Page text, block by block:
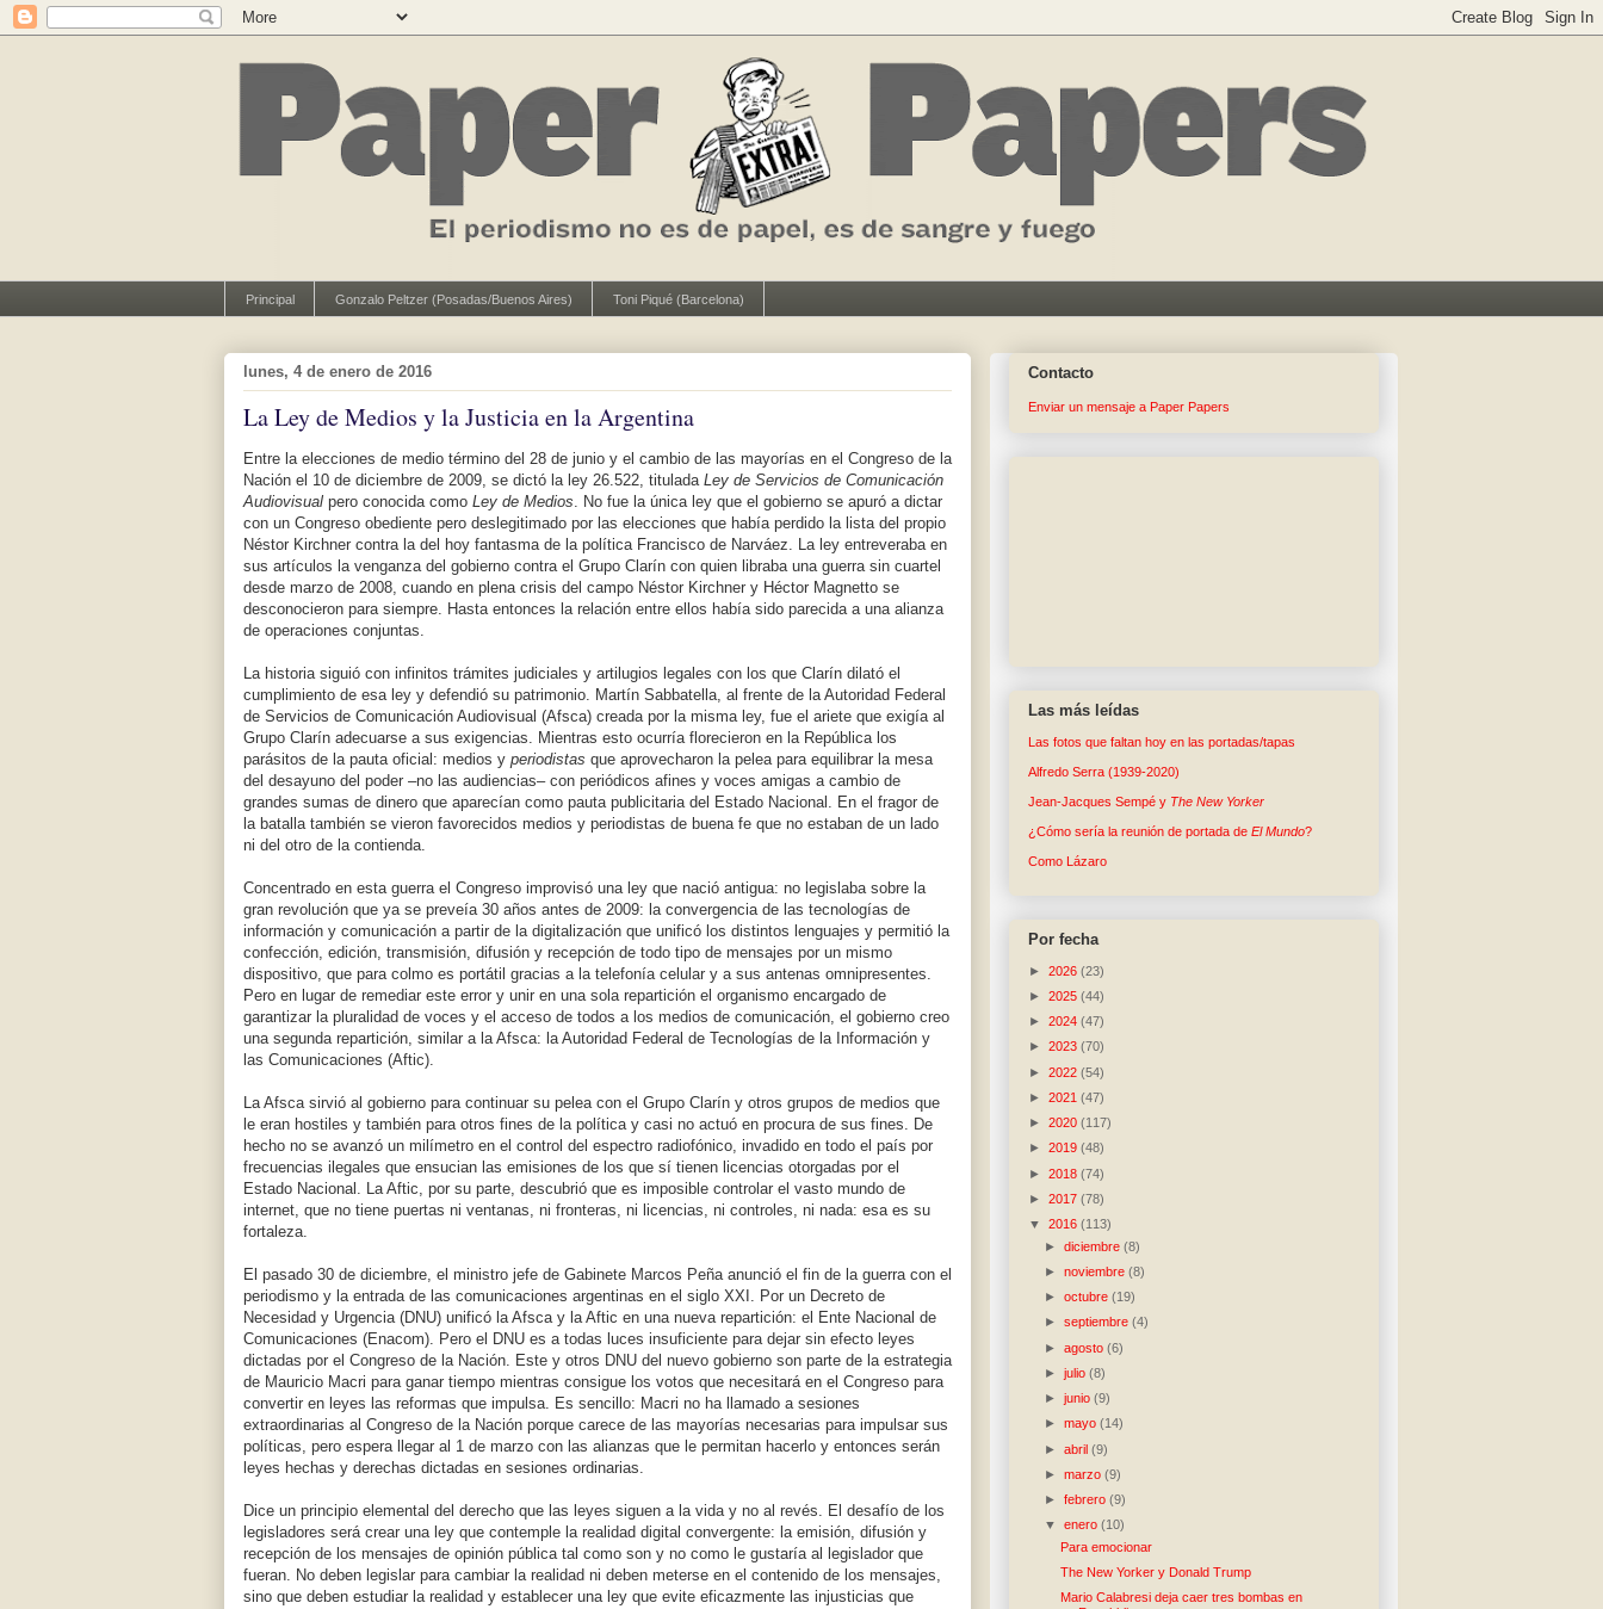
Principal Gonzalo Peltzer (Posadas/Buenos Aires) Toni Piqué (Barcelona)
lunes, 4 de enero de 2016
La Ley de Medios y la Justicia en la Argentina
Entre la elecciones de medio término del 28 de junio y el cambio de las mayorías en el Congreso de la
Nación el 10 de diciembre de 2009, se dictó la ley 26.522, titulada Ley de Servicios de Comunicación
Audiovisual pero conocida como Ley de Medios. No fue la única ley que el gobierno se apuró a dictar
con un Congreso obediente pero deslegitimado por las elecciones que había perdido la lista del propio
Néstor Kirchner contra la del hoy fantasma de la política Francisco de Narváez. La ley entreveraba en
sus artículos la venganza del gobierno contra el Grupo Clarín con quien libraba una guerra sin cuartel
desde marzo de 2008, cuando en plena crisis del campo Néstor Kirchner y Héctor Magnetto se
desconocieron para siempre. Hasta entonces la relación entre ellos había sido parecida a una alianza
de operaciones conjuntas.
La historia siguió con infinitos trámites judiciales y artilugios legales con los que Clarín dilató el
cumplimiento de esa ley y defendió su patrimonio. Martín Sabbatella, al frente de la Autoridad Federal
de Servicios de Comunicación Audiovisual (Afsca) creada por la misma ley, fue el ariete que exigía al
Grupo Clarín adecuarse a sus exigencias. Mientras esto ocurría florecieron en la República los
parásitos de la pauta oficial: medios y periodistas que aprovecharon la pelea para equilibrar la mesa
del desayuno del poder –no las audiencias– con periódicos afines y voces amigas a cambio de
grandes sumas de dinero que aparecían como pauta publicitaria del Estado Nacional. En el fragor de
la batalla también se vieron favorecidos medios y periodistas de buena fe que no estaban de un lado
ni del otro de la contienda.
Concentrado en esta guerra el Congreso improvisó una ley que nació antigua: no legislaba sobre la
gran revolución que ya se preveía 30 años antes de 2009: la convergencia de las tecnologías de
información y comunicación a partir de la digitalización que unificó los distintos lenguajes y permitió la
confección, edición, transmisión, difusión y recepción de todo tipo de mensajes por un mismo
dispositivo, que para colmo es portátil gracias a la telefonía celular y a sus antenas omnipresentes.
Pero en lugar de remediar este error y unir en una sola repartición el organismo encargado de
garantizar la pluralidad de voces y el acceso de todos a los medios de comunicación, el gobierno creo
una segunda repartición, similar a la Afsca: la Autoridad Federal de Tecnologías de la Información y
las Comunicaciones (Aftic).
La Afsca sirvió al gobierno para continuar su pelea con el Grupo Clarín y otros grupos de medios que
le eran hostiles y también para otros fines de la política y casi no actuó en procura de sus fines. De
hecho no se avanzó un milímetro en el control del espectro radiofónico, invadido en todo el país por
frecuencias ilegales que ensucian las emisiones de los que sí tienen licencias otorgadas por el
Estado Nacional. La Aftic, por su parte, descubrió que es imposible controlar el vasto mundo de
internet, que no tiene puertas ni ventanas, ni fronteras, ni licencias, ni controles, ni nada: esa es su
fortaleza.
El pasado 30 de diciembre, el ministro jefe de Gabinete Marcos Peña anunció el fin de la guerra con el
periodismo y la entrada de las comunicaciones argentinas en el siglo XXI. Por un Decreto de
Necesidad y Urgencia (DNU) unificó la Afsca y la Aftic en una nueva repartición: el Ente Nacional de
Comunicaciones (Enacom). Pero el DNU es a todas luces insuficiente para dejar sin efecto leyes
dictadas por el Congreso de la Nación. Este y otros DNU del nuevo gobierno son parte de la estrategia
de Mauricio Macri para ganar tiempo mientras consigue los votos que necesitará en el Congreso para
convertir en leyes las reformas que impulsa. Es sencillo: Macri no ha llamado a sesiones
extraordinarias al Congreso de la Nación porque carece de las mayorías necesarias para impulsar sus
políticas, pero espera llegar al 1 de marzo con las alianzas que le permitan hacerlo y entonces serán
leyes hechas y derechas dictadas en sesiones ordinarias.
Dice un principio elemental del derecho que las leyes siguen a la vida y no al revés. El desafío de los
legisladores será crear una ley que contemple la realidad digital convergente: la emisión, difusión y
recepción de los mensajes de opinión pública tal como son y no como le gustaría al legislador que
fueran. No deben legislar para cambiar la realidad ni deben meterse en el contenido de los mensajes,
sino que deben estudiar la realidad y establecer una ley que evite eficazmente las injusticias que
Contacto
Enviar un mensaje a Paper Papers
Las más leídas
Las fotos que faltan hoy en las portadas/tapas
Alfredo Serra (1939-2020)
Jean-Jacques Sempé y The New Yorker
¿Cómo sería la reunión de portada de El Mundo?
Como Lázaro
Por fecha
► 2026 (23)
► 2025 (44)
► 2024 (47)
► 2023 (70)
► 2022 (54)
► 2021 (47)
► 2020 (117)
► 2019 (48)
► 2018 (74)
► 2017 (78)
▼ 2016 (113)
►diciembre(8)
►noviembre(8)
►octubre(19)
►septiembre(4)
►agosto(6)
►julio(8)
►junio(9)
►mayo(14)
►abril(9)
►marzo(9)
►febrero(9)
▼enero(10)
Para emocionar
The New Yorker y Donald Trump
Mario Calabresi deja caer tres bombas en